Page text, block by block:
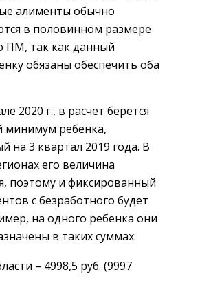
алименты обычно
в половинном размере
ПМ, так как данный
обязаны обеспечить оба
2020 г., в расчет берется
минимум ребенка,
на 3 квартал 2019 года. В
его величина
поэтому и фиксированный
с безработного будет
на одного ребенка они
в таких суммах:
– 4998,5 руб. (9997